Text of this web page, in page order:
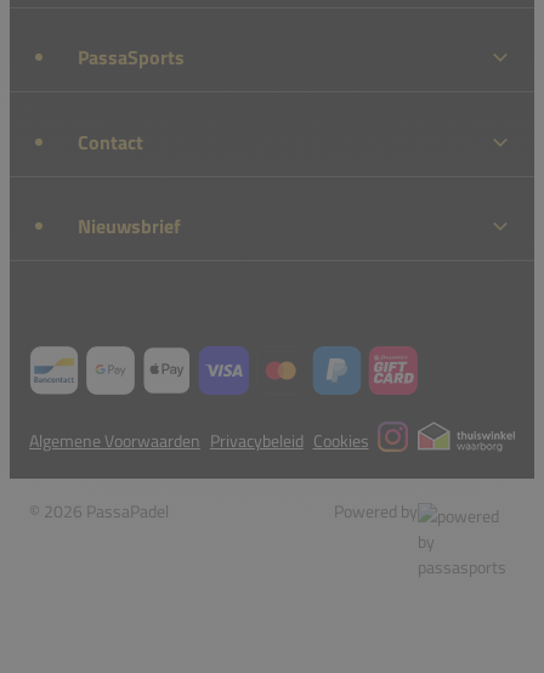
PassaSports
Contact
Nieuwsbrief
Algemene Voorwaarden Privacybeleid Cookies
© 2026 PassaPadel Powered by